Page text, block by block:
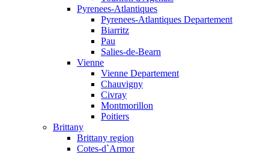
Pyrenees-Atlantiques
Pyrenees-Atlantiques Departement
Biarritz
Pau
Salies-de-Bearn
Vienne
Vienne Departement
Chauvigny
Civray
Montmorillon
Poitiers
Brittany
Brittany region
Cotes-d`Armor